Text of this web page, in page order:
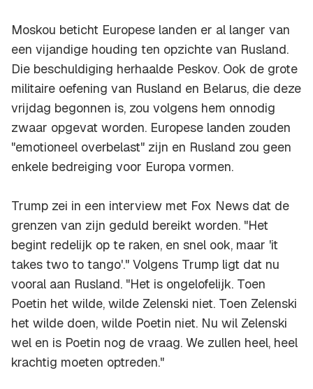
Moskou beticht Europese landen er al langer van
een vijandige houding ten opzichte van Rusland.
Die beschuldiging herhaalde Peskov. Ook de grote
militaire oefening van Rusland en Belarus, die deze
vrijdag begonnen is, zou volgens hem onnodig
zwaar opgevat worden. Europese landen zouden
"emotioneel overbelast" zijn en Rusland zou geen
enkele bedreiging voor Europa vormen.
Trump zei in een interview met Fox News dat de
grenzen van zijn geduld bereikt worden. "Het
begint redelijk op te raken, en snel ook, maar 'it
takes two to tango'." Volgens Trump ligt dat nu
vooral aan Rusland. "Het is ongelofelijk. Toen
Poetin het wilde, wilde Zelenski niet. Toen Zelenski
het wilde doen, wilde Poetin niet. Nu wil Zelenski
wel en is Poetin nog de vraag. We zullen heel, heel
krachtig moeten optreden."